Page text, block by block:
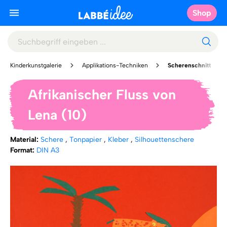
Shop
Kinderkunstgalerie Applikations-Techniken Scherenschnitt
Afrikanischer Fluss von
Lena (10)
Material: Schere , Tonpapier , Kleber , Silhouettenschere
Format: DIN A3